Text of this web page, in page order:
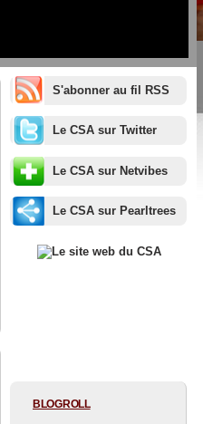
S'abonner au fil RSS
Le CSA sur Twitter
Le CSA sur Netvibes
Le CSA sur Pearltrees
BLOGROLL